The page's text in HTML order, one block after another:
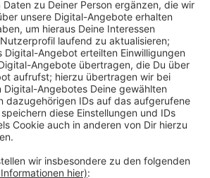
auf den Verbräuchen der
stehen zur Meldung weiterhin
auf der Seite desKBK Krefeld
oder mittels des beigefügten
Spracheingabe per Telefon zur
Telefonnummer zur
die Bürger auf der zweiten Seite